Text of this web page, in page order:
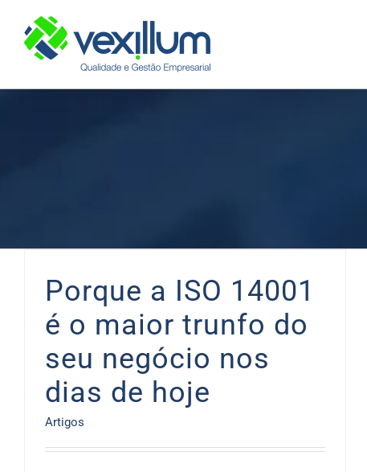
content
Porque a ISO 14001
é o maior trunfo do
seu negócio nos
dias de hoje
Artigos